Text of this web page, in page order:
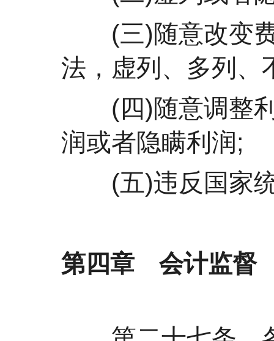
(三)随意改变费
法，虚列、多列、
(四)随意调整利
润或者隐瞒利润;
(五)违反国家统
第四章 会计监督